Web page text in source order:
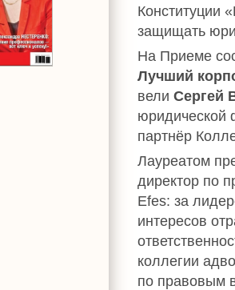
Конституции
защищать
На Приеме
Лучший
вели Сергей
юридической
партнёр
Лауреатом
директор по
Efes: за
интересов
коллегии
по правовым